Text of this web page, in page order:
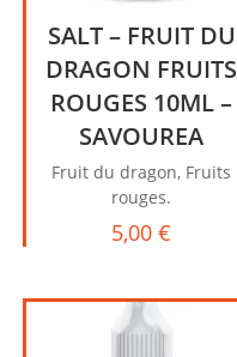
SALT – FRUIT DU
DRAGON FRUITS
ROUGES 10ML –
SAVOUREA
Fruit du dragon, Fruits
rouges.
5,00€